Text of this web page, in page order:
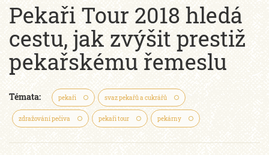
Pekaři Tour 2018 hledá
cestu, jak zvýšit prestiž
pekařskému řemeslu
Témata: pekaři svaz pekařů a cukrářů
zdražování pečiva pekaři tour pekárny